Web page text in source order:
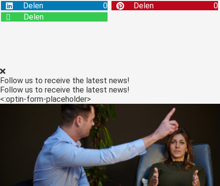
Delen
0 Delen
0
Delen
Follow us to receive the latest news!
Follow us to receive the latest news!
<:optin-form-placeholder>
zijn
deze
kan de